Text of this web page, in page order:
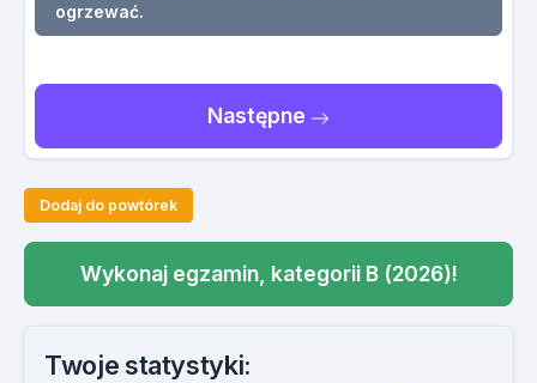
ogrzewać.
Następne
Dodaj do powtórek
Wykonaj egzamin, kategorii B (2026)!
Twoje statystyki: